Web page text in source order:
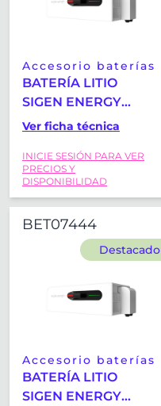
Accesorio baterías
BATERÍA LITIO
SIGEN ENERGY
SIGENSTACK
CONTROLLER M2 -
0,5C
Ver ficha técnica
INICIE SESIÓN PARA VER
PRECIOS Y
DISPONIBILIDAD
BET07444
Destacado
Accesorio baterías
BATERÍA LITIO
SIGEN ENERGY